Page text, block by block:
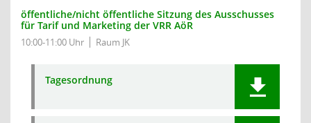
öffentliche/nicht öffentliche Sitzung des Ausschusses
für Tarif und Marketing der VRR AöR
10:00-11:00 Uhr Raum JK
Tagesordnung